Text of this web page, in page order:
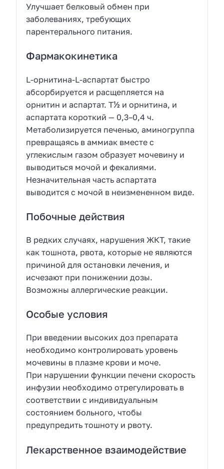
Улучшает белковый обмен при
заболеваниях, требующих
парентерального питания.
Фармакокинетика
L-орнитина-L-аспартат быстро
абсорбируется и расщепляется на
орнитин и аспартат. T½ и орнитина, и
аспартата короткий — 0,3–0,4 ч.
Метаболизируется печенью, аминогруппа
превращаясь в аммиак вместе с
углекислым газом образует мочевину и
выводиться мочой и фекалиями.
Незначительная часть аспартата
выводится с мочой в неизмененном виде.
Побочные действия
В редких случаях, нарушения ЖКТ, такие
как тошнота, рвота, которые не являются
причиной для остановки лечения, и
исчезают при понижении дозы.
Возможны аллергические реакции.
Особые условия
При введении высоких доз препарата
необходимо контролировать уровень
мочевины в плазме крови и моче.
При нарушении функции печени скорость
инфузии необходимо отрегулировать в
соответствии с индивидуальным
состоянием больного, чтобы
предупредить тошноту и рвоту.
Лекарственное взаимодействие